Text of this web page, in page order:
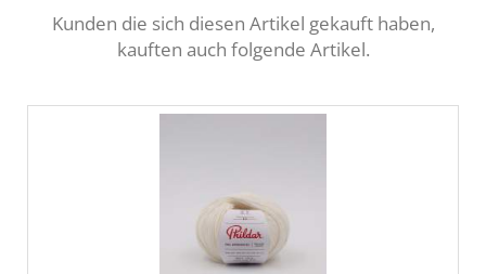
Kunden die sich diesen Artikel gekauft haben,
kauften auch folgende Artikel.